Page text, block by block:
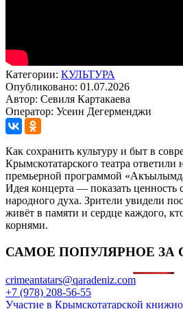
Категории: КУЛЬТУРА
Опубликовано: 01.07.2026
Автор: Севиля Картакаева
Оператор: Усеин Дегерменджи
Как сохранить культуру и быт в
Крымскотатарского театра ответили
премьерной программой
Идея концерта — показать
народного духа. Зрители увидели
живёт в памяти и сердце каждого,
корнями.
САМОЕ ПОПУЛЯРНОЕ ЗА
crimeantatars@qaradeniz.com
+7 (978) 208-56-55
Участие в Крымскотатарской